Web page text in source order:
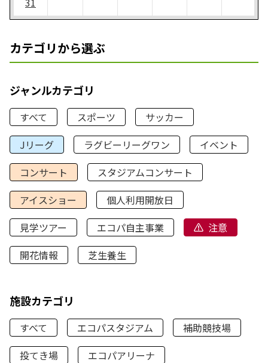
カテゴリから選ぶ
ジャンルカテゴリ
すべて スポーツ
サッカー
Jリーグ
ラグビーリーグワン
イベント
コンサート
スタジアムコンサート
アイスショー
個人利用開放日
見学ツアー
エコパ自主事業
注意
開花情報
芝生養生
施設カテゴリ
すべて エコパスタジアム
補助競技場
投てき場
エコパアリーナ